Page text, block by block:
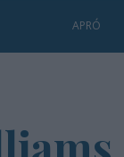
APRÓ